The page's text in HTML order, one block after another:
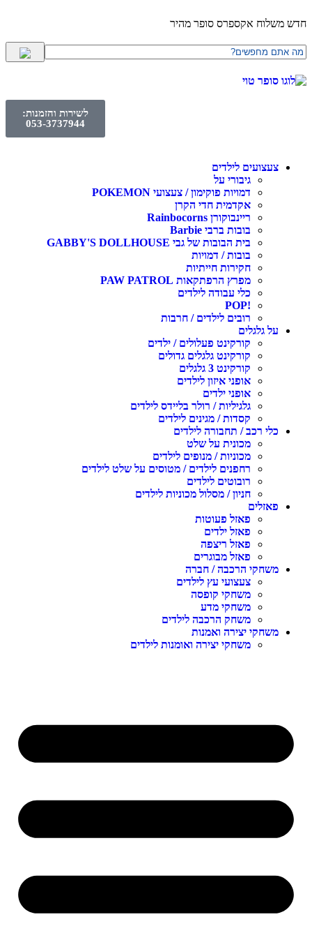
אקספרס סופר מהיר
לשירות והזמנות:
053-3737944
לילדים
גיבורי על
דמויות פוקימון / צעצועי POKEMON
אקדמית חדי הקרן
ריינבוקורן Rainbocorns
בובות ברבי Barbie
בית הבובות של גבי GABBY'S DOLLHOUSE
בובות / דמויות
חקירות חייתיות
מפרץ הרפתקאות PAW PATROL
כלי עבודה לילדים
רובים לילדים / חרבות
גלגלים
קורקינט פעלולים / ילדים
קורקינט גלגלים גדולים
קורקינט 3 גלגלים
אופני איזון לילדים
אופני ילדים
גלגיליות / רולר בליידס לילדים
קסדות / מגינים לילדים
רכב / תחבורה לילדים
מכונית על שלט
מכוניות / מנופים לילדים
רחפנים לילדים / מטוסים על שלט לילדים
רובוטים לילדים
חניון / מסלול מכוניות לילדים
פאזל פעוטות
פאזל ילדים
פאזל ריצפה
פאזל מבוגרים
הרכבה / חברה
צעצועי עץ לילדים
משחקי קופסה
משחקי מדע
משחק הרכבה לילדים
יצירה ואמנות
משחקי יצירה ואומנות לילדים